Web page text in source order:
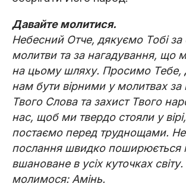
Давайте молитися.
Небесний Отче, дякуємо Тобі за
молитви та за нагадування, що
на цьому шляху. Просимо
нам бути вірними у молитвах
Твого Слова та захист Твого
нас, щоб ми твердо стояли у
постаємо перед труднощами.
послання швидко поширюється
вшановане в усіх куточках світу.
молимося: Амінь.